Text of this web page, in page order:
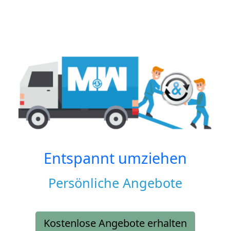
Entspannt umziehen
Persönliche Angebote
Kostenlose Angebote erhalten